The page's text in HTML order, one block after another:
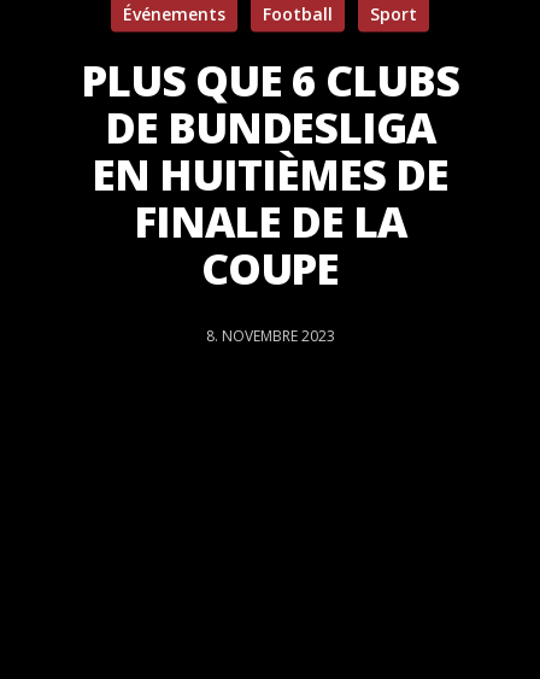
Événements Football Sport
PLUS QUE 6 CLUBS
DE BUNDESLIGA
EN HUITIÈMES DE
FINALE DE LA
COUPE
8. NOVEMBRE 2023